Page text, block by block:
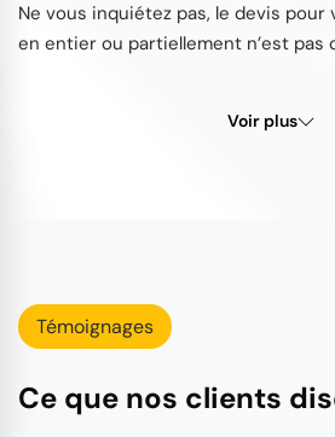
Ne vous inquiétez pas, le devis
en entier ou partiellement n’est pas
Voir plus
Témoignages
Ce que nos clients